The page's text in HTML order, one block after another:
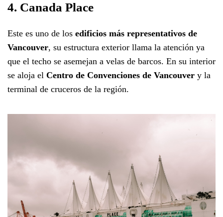
4. Canada Place
Este es uno de los edificios más representativos de
Vancouver, su estructura exterior llama la atención ya
que el techo se asemejan a velas de barcos. En su interior
se aloja el Centro de Convenciones de Vancouver y la
terminal de cruceros de la región.